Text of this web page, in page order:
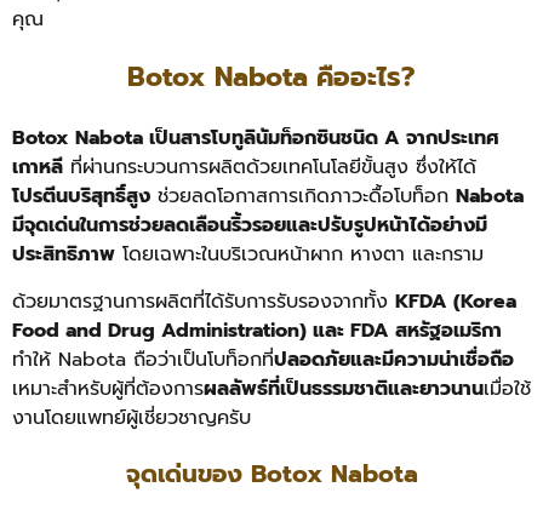
คุณ
Botox Nabota คืออะไร?
Botox Nabota เป็นสารโบทูลินัมท็อกซินชนิด A จากประเทศ
เกาหลี ที่ผ่านกระบวนการผลิตด้วยเทคโนโลยีขั้นสูง ซึ่งให้ได้
โปรตีนบริสุทธิ์สูง ช่วยลดโอกาสการเกิดภาวะดื้อโบท็อก Nabota
มีจุดเด่นในการช่วยลดเลือนริ้วรอยและปรับรูปหน้าได้อย่างมี
ประสิทธิภาพ โดยเฉพาะในบริเวณหน้าผาก หางตา และกราม
ด้วยมาตรฐานการผลิตที่ได้รับการรับรองจากทั้ง KFDA (Korea
Food and Drug Administration) และ FDA สหรัฐอเมริกา
ทำให้ Nabota ถือว่าเป็นโบท็อกที่ปลอดภัยและมีความน่าเชื่อถือ
เหมาะสำหรับผู้ที่ต้องการผลลัพธ์ที่เป็นธรรมชาติและยาวนานเมื่อใช้
งานโดยแพทย์ผู้เชี่ยวชาญครับ
จุดเด่นของ Botox Nabota